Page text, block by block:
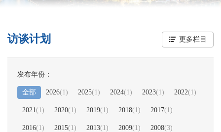
访谈计划 更多栏目
发布年份：
全部 2026(1) 2025(1) 2024(1) 2023(1) 2022(1)
2021(1) 2020(1) 2019(1) 2018(1) 2017(1)
2016(1) 2015(1) 2013(1) 2009(1) 2008(3)